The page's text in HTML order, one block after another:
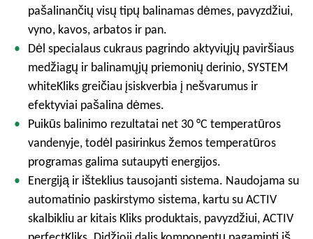
pašalinančių visų tipų balinamas dėmes, pavyzdžiui,
vyno, kavos, arbatos ir pan.
Dėl specialaus cukraus pagrindo aktyviųjų paviršiaus
medžiagų ir balinamųjų priemonių derinio, SYSTEM
whiteKliks greičiau įsiskverbia į nešvarumus ir
efektyviai pašalina dėmes.
Puikūs balinimo rezultatai net 30 °C temperatūros
vandenyje, todėl pasirinkus žemos temperatūros
programas galima sutaupyti energijos.
Energiją ir išteklius tausojanti sistema. Naudojama su
automatinio paskirstymo sistema, kartu su ACTIV
skalbikliu ar kitais Kliks produktais, pavyzdžiui, ACTIV